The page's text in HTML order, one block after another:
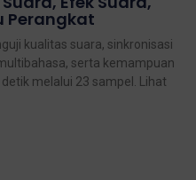
Perangkat
kualitas suara, sinkronisasi
serta kemampuan
melalui 23 sampel. Lihat